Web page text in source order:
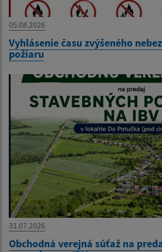
05.08.2026
Vyhlásenie času zvýšeného
požiaru
31.07.2026
Obchodná verejná súťaž na